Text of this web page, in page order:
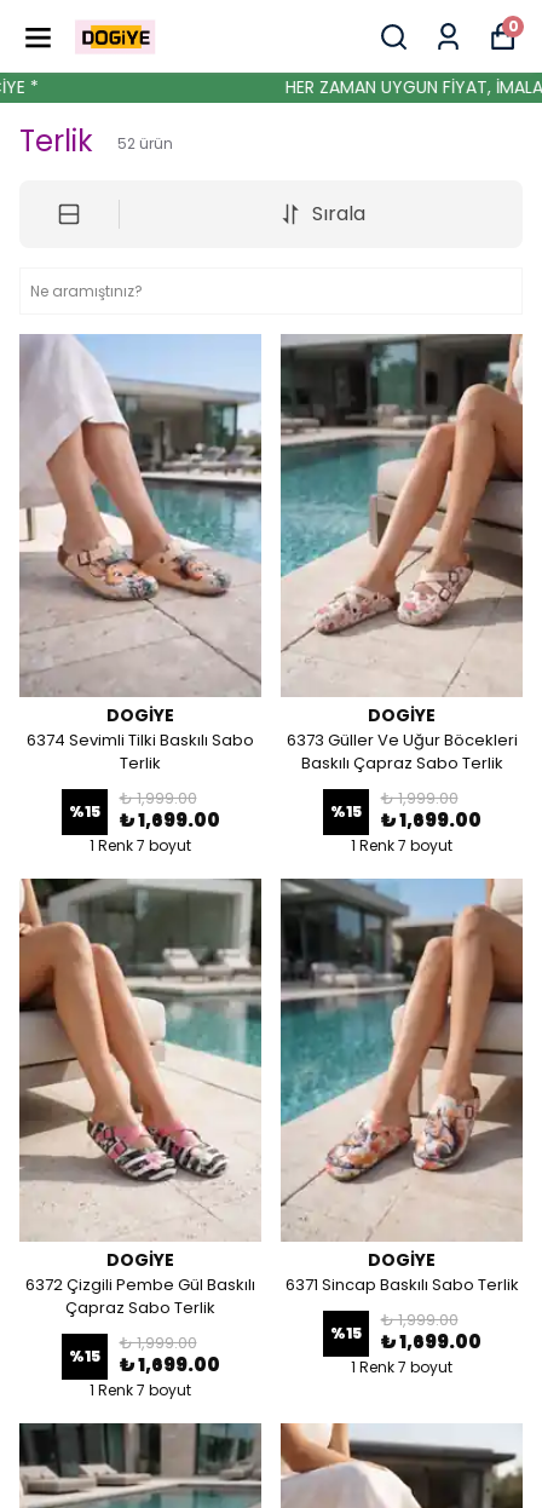
0
HER ZAMAN UYGUN FİYAT, İMALATTAN
Terlik 52 ürün
Sırala
DOGİYE
6374 Sevimli Tilki Baskılı Sabo
Terlik
%15
₺ 1,999.00
₺ 1,699.00
1 Renk 7 boyut
DOGİYE
6373 Güller Ve Uğur Böcekleri
Baskılı Çapraz Sabo Terlik
%15
₺ 1,999.00
₺ 1,699.00
1 Renk 7 boyut
DOGİYE
6372 Çizgili Pembe Gül Baskılı
Çapraz Sabo Terlik
%15
₺ 1,999.00
₺ 1,699.00
1 Renk 7 boyut
DOGİYE
6371 Sincap Baskılı Sabo Terlik
%15
₺ 1,999.00
₺ 1,699.00
1 Renk 7 boyut